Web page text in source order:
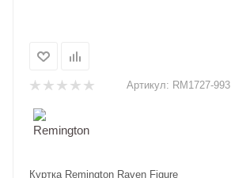
Артикул: RM1727-993
Куртка Remington Raven Figure